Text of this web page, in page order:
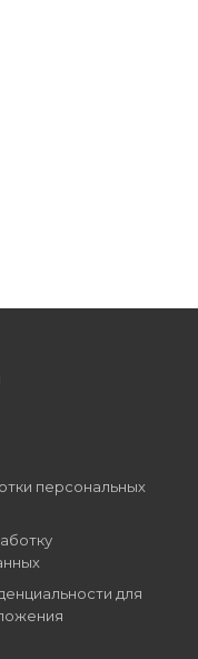
персональных
для